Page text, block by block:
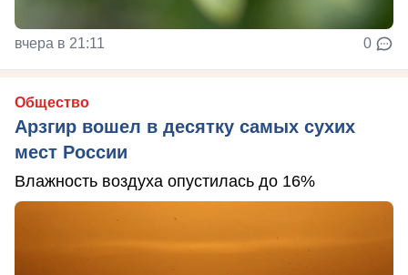
вчера в 21:11 0
Общество
Арзгир вошел в десятку самых сухих
мест России
Влажность воздуха опустилась до 16%